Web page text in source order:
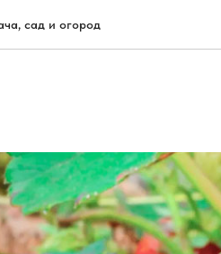
сад и огород